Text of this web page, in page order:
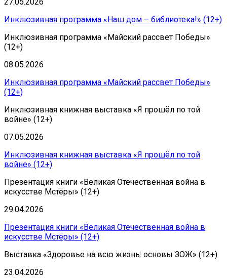
Инклюзивная программа «Наш дом – библиотека!» (12+)
Инклюзивная программа «Майский рассвет Победы»
(12+)
08.05.2026
Инклюзивная программа «Майский рассвет Победы»
(12+)
Инклюзивная книжная выставка «Я прошёл по той
войне» (12+)
07.05.2026
Инклюзивная книжная выставка «Я прошёл по той
войне» (12+)
Презентация книги «Великая Отечественная война в
искусстве Мстёры» (12+)
29.04.2026
Презентация книги «Великая Отечественная война в
искусстве Мстёры» (12+)
Выставка «Здоровье на всю жизнь: основы ЗОЖ» (12+)
23.04.2026